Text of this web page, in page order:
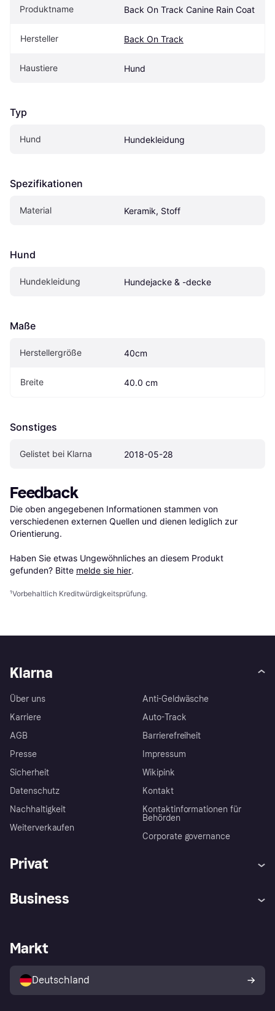
Produktname Back On Track Canine Rain Coat
Hersteller Back On Track
Haustiere Hund
Typ
Hund Hundekleidung
Spezifikationen
Material Keramik, Stoff
Hund
Hundekleidung Hundejacke & -decke
Maße
Herstellergröße 40cm
Breite 40.0 cm
Sonstiges
Gelistet bei Klarna 2018-05-28
Feedback
Die oben angegebenen Informationen stammen von
verschiedenen externen Quellen und dienen lediglich zur
Orientierung.
Haben Sie etwas Ungewöhnliches an diesem Produkt
gefunden? Bitte melde sie hier.
¹Vorbehaltlich Kreditwürdigkeitsprüfung.
Klarna
Über uns
Karriere
AGB
Presse
Sicherheit
Datenschutz
Nachhaltigkeit
Weiterverkaufen
Anti-Geldwäsche
Auto-Track
Barrierefreiheit
Impressum
Wikipink
Kontakt
Kontaktinformationen für
Behörden
Corporate governance
Privat
Klarna App
Shops entdecken
Käuferschutzrichtlinie
Dein Widerrufsrecht
Business
Händlerportal
Markt
Deutschland